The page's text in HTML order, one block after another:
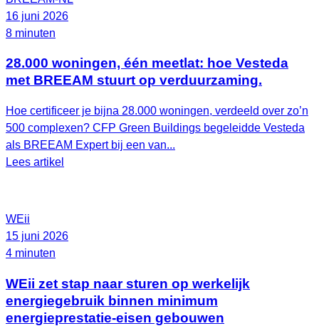
16 juni 2026
8 minuten
28.000 woningen, één meetlat: hoe Vesteda
met BREEAM stuurt op verduurzaming.
Hoe certificeer je bijna 28.000 woningen, verdeeld over zo’n
500 complexen? CFP Green Buildings begeleidde Vesteda
als BREEAM Expert bij een van...
Lees artikel
WEii
15 juni 2026
4 minuten
WEii zet stap naar sturen op werkelijk
energiegebruik binnen minimum
energieprestatie-eisen gebouwen